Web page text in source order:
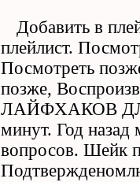
Добавить в
плейлист.
Посмотреть
позже,
ЛАЙФХАКОВ
минут. Год
вопросов. Шейк